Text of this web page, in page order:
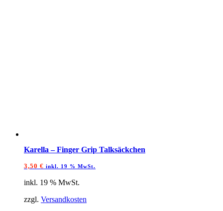
Karella – Finger Grip Talksäckchen
3,50 € inkl. 19 % MwSt.
inkl. 19 % MwSt.
zzgl. Versandkosten